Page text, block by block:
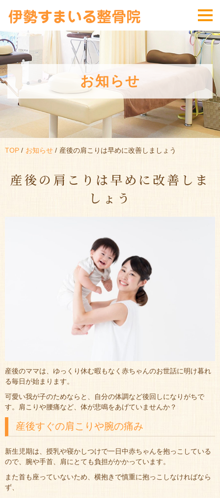
お知らせ
TOP お知らせ 産後の肩こりは早めに改善しましょう
産後の肩こりは早めに改善しま
しょう
産後のママは、ゆっくり休む暇もなく赤ちゃんのお世話に明け暮れ
る毎日が始まります。
可愛い我が子のためならと、自分の体調など後回しになりがちで
す。肩こりや腰痛など、体が悲鳴をあげていませんか？
産後すぐの肩こりや腕の痛み
新生児期は、授乳や寝かしつけで一日中赤ちゃんを抱っこしている
ので、腕や手首、肩にとても負担がかかっています。
また首も座っていないため、横抱きで慎重に抱っこしなければなら
ず、